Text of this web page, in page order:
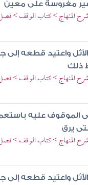
مغروسة على معين
شرح المنهاج > كتاب الوقف >
واعتيد قطعه إلى
ذلك
شرح المنهاج > كتاب الوقف >
الموقوف عليه
يرق
شرح المنهاج > كتاب الوقف >
واعتيد قطعه إلى